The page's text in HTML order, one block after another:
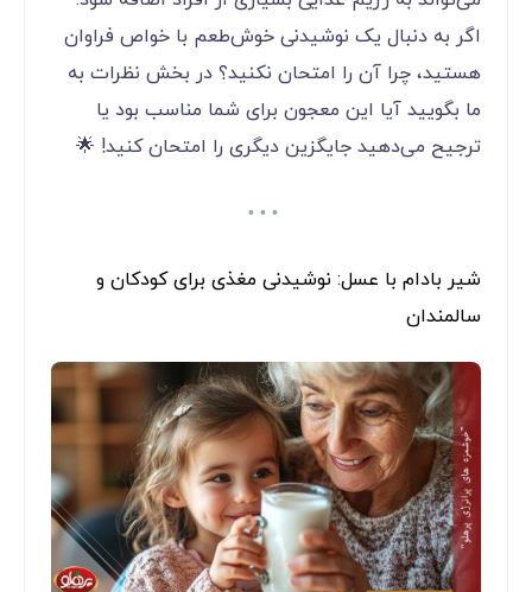
اگر به دنبال یک نوشیدنی خوش‌طعم با خواص فراوان
هستید، چرا آن را امتحان نکنید؟ در بخش نظرات به
ما بگویید آیا این معجون برای شما مناسب بود یا
ترجیح می‌دهید جایگزین دیگری را امتحان کنید! 🌟
شیر بادام با عسل: نوشیدنی مغذی برای کودکان و
سالمندان